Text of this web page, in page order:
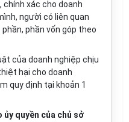
chính xác cho doanh
người có liên quan
phần vốn góp theo
của doanh nghiệp chịu
hại cho doanh
quy định tại khoản 1
quyền của chủ sở